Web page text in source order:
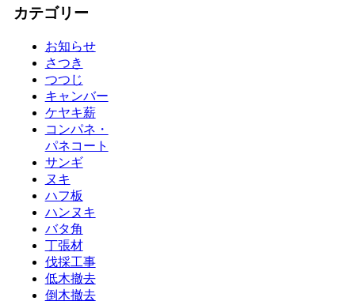
カテゴリー
お知らせ
さつき
つつじ
キャンバー
ケヤキ薪
コンパネ・
パネコート
サンギ
ヌキ
ハフ板
ハンヌキ
バタ角
丁張材
伐採工事
低木撤去
倒木撤去